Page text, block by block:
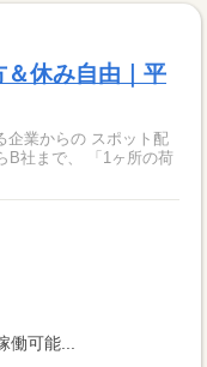
休み自由｜平
可能...